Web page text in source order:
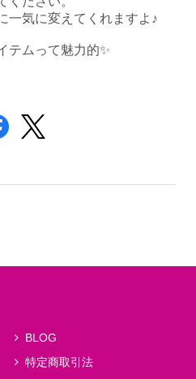
一気に変えてくれますよ♪
テムって魅力的✨
BLOG
特定商取引法